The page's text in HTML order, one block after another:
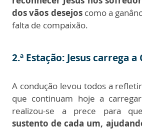
dos vãos desejoscomo a
falta de compaixão.
2.ª Estação: Jesus carrega a
A condução levou todos a
que continuam hoje a
realizou-se a prece para
sustento de cada um,